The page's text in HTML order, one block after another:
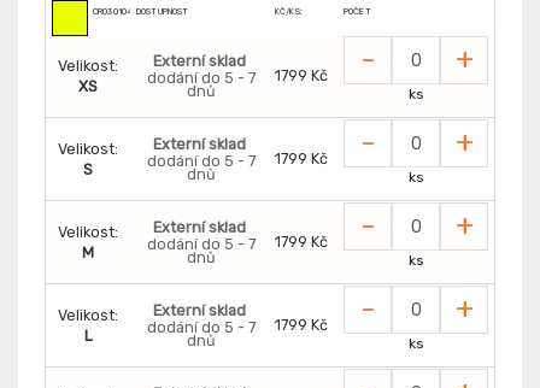
CR0301046670DOSTUPNOST KČ/KS: POČET
Velikost:
XS
Externí sklad
dodání do 5 - 7
dnů
1799 Kč - +
ks
Velikost:
S
Externí sklad
dodání do 5 - 7
dnů
1799 Kč - +
ks
Velikost:
M
Externí sklad
dodání do 5 - 7
dnů
1799 Kč - +
ks
Velikost:
L
Externí sklad
dodání do 5 - 7
dnů
1799 Kč - +
ks